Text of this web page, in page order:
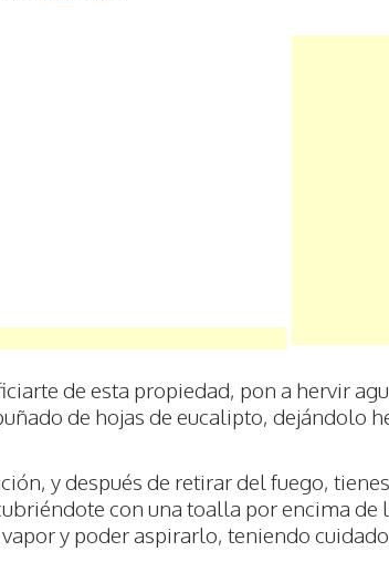
de esta propiedad, pon a hervir
de hojas de eucalipto, dejándolo
y después de retirar del fuego,
con una toalla por encima de
y poder aspirarlo, teniendo